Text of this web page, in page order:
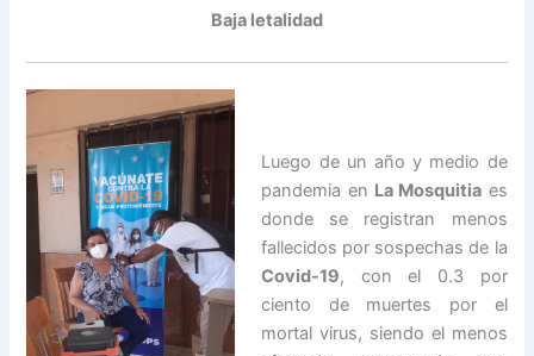
Baja letalidad
Luego de un año y medio de
pandemia en La Mosquitia es
donde se registran menos
fallecidos por sospechas de la
Covid-19, con el 0.3 por
ciento de muertes por el
mortal virus, siendo el menos